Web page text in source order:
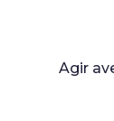
Agir